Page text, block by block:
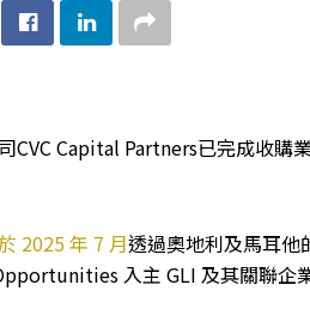
CVC Capital Partners已完成收購
2025 年 7 月透過奧地利及馬耳他
入主 GLI 及其關聯企